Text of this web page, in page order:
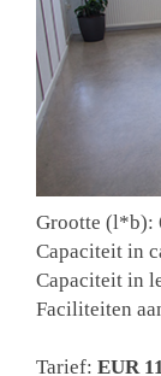
Grootte (l*b):
Capaciteit in
Capaciteit in
Faciliteiten
Tarief: EUR